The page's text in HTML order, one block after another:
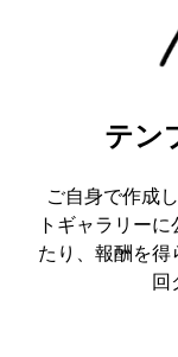
テン
ご自身で作成
トギャラリー
たり、報酬を
回